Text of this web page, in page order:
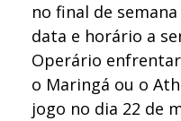
no final de
data e horário a
Operário
o Maringá ou o
jogo no dia 22 de